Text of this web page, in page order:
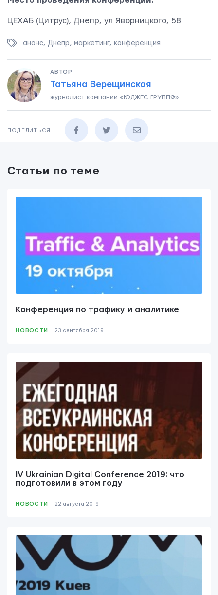
ЦЕХАБ (Цитрус), Днепр, ул Яворницкого, 58
анонс , Днепр , маркетинг, конференция
АВТОР
Татьяна Верещинская
журналист компании «ЮДЖЕС ГРУПП®»
ПОДЕЛИТЬСЯ
Статьи по теме
Конференция по трафику и аналитике
НОВОСТИ 23 сентября 2019
IV Ukrainian Digital Conference 2019: что
подготовили в этом году
НОВОСТИ 22 августа 2019
ОТПРАВИТЬ
Мы вам ответим в течении